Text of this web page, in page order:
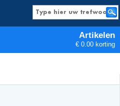
Artikelen
€ 0.00 korting